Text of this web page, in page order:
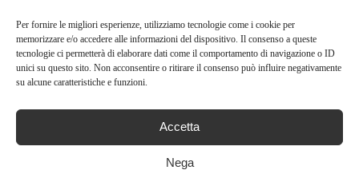
Per fornire le migliori esperienze, utilizziamo tecnologie come i cookie per
memorizzare e/o accedere alle informazioni del dispositivo. Il consenso a queste
tecnologie ci permetterà di elaborare dati come il comportamento di navigazione o ID
unici su questo sito. Non acconsentire o ritirare il consenso può influire negativamente
su alcune caratteristiche e funzioni.
Accetta
Nega
servizio clienti, ti risponderemo entro 24
ore
Prezzo:32,99 €
Dettagli)